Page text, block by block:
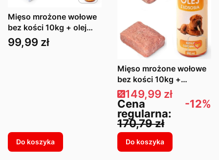
Mięso mrożone wołowe
bez kości 10kg + olej
łososiowy 250ml
Cena
99,99 zł
Do koszyka
Mięso mrożone wołowe
bez kości 10kg +
drobiowe z kością 10kg
+ olej łososiowy 500ml
Cena promocyjna
149,99 zł
Cena
regularna:
170,79 zł
-12%
Do koszyka